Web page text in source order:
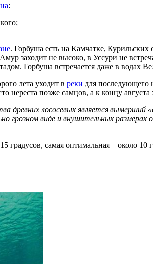
:
. Горбуша есть на Камчатке, Курильских
заходит не высоко, в Уссури не
Горбуша встречается даже в водах
лета уходит в реки для последующего
позже самцов, а к концу
лососевых является вымерший
грозном виде и внушительных размерах
градусов, самая оптимальная – около